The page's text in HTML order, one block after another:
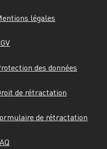
légales
des données
de rétractation
de rétractation